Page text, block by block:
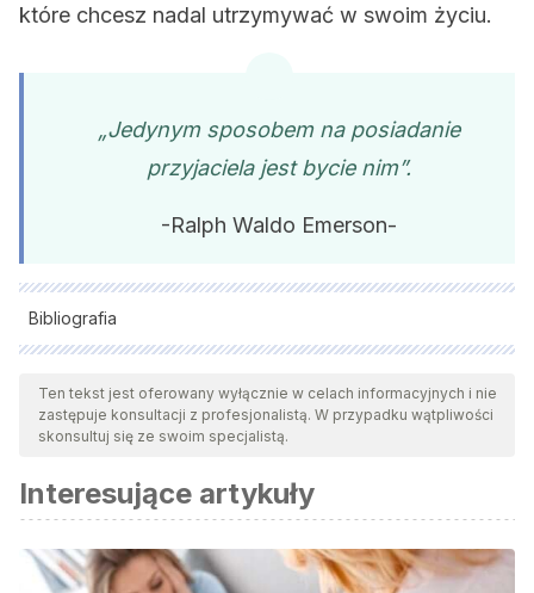
które chcesz nadal utrzymywać w swoim życiu.
„Jedynym sposobem na posiadanie
przyjaciela jest bycie nim”.
-Ralph Waldo Emerson-
Bibliografia
Wszystkie cytowane źródła zostały gruntownie
przeanalizowane przez nasz zespół w celu zapewnienia ich
jakości, wiarygodności, aktualności i ważności. Bibliografia
względem naukowym lub akademickim.
Andino, M. J. (2017). Una mirada introductoria a la Terapia
de Aceptación y Compromiso. Griot,10(1), 70-87.
Ten tekst jest oferowany wyłącznie w celach informacyjnych i nie
zastępuje konsultacji z profesjonalistą. W przypadku wątpliwości
skonsultuj się ze swoim specjalistą.
Interesujące artykuły